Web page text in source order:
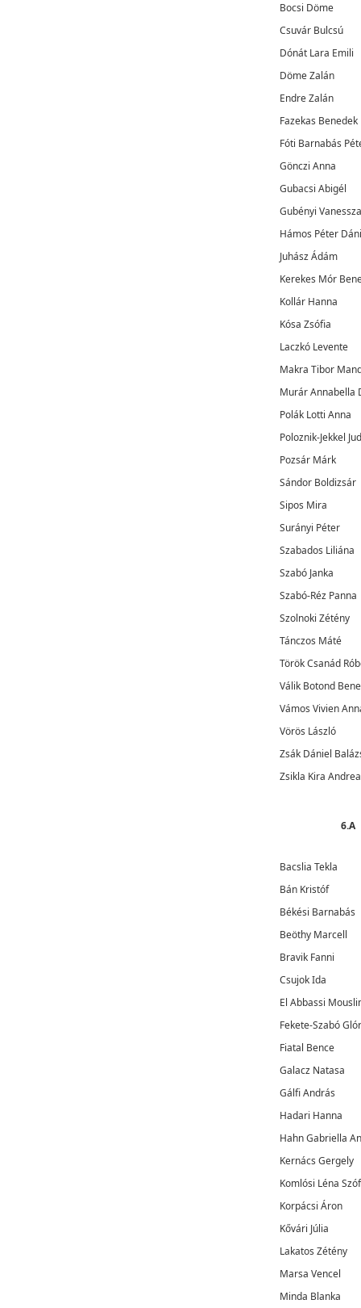
Bocsi Döme
Csuvár Bulcsú
Dónát Lara Emili
Döme Zalán
Endre Zalán
Fazekas Benedek
Fóti Barnabás
Gönczi Anna
Gubacsi Abigél
Gubényi
Hámos Péter
Juhász Ádám
Kerekes Mór
Kollár Hanna
Kósa Zsófia
Laczkó Levente
Makra Tibor
Murár Annabella
Polák Lotti Anna
Poloznik-Jekkel
Pozsár Márk
Sándor Boldizsár
Sipos Mira
Surányi Péter
Szabados Liliána
Szabó Janka
Szabó-Réz Panna
Szolnoki Zétény
Tánczos Máté
Török Csanád
Válik Botond
Vámos Vivien
Vörös László
Zsák Dániel
Zsikla Kira Andrea
6.A
Bacslia Tekla
Bán Kristóf
Békési Barnabás
Beöthy Marcell
Bravik Fanni
Csujok Ida
El Abbassi
Fekete-Szabó
Fiatal Bence
Galacz Natasa
Gálfi András
Hadari Hanna
Hahn Gabriella
Kernács Gergely
Komlósi Léna
Korpácsi Áron
Kővári Júlia
Lakatos Zétény
Marsa Vencel
Minda Blanka